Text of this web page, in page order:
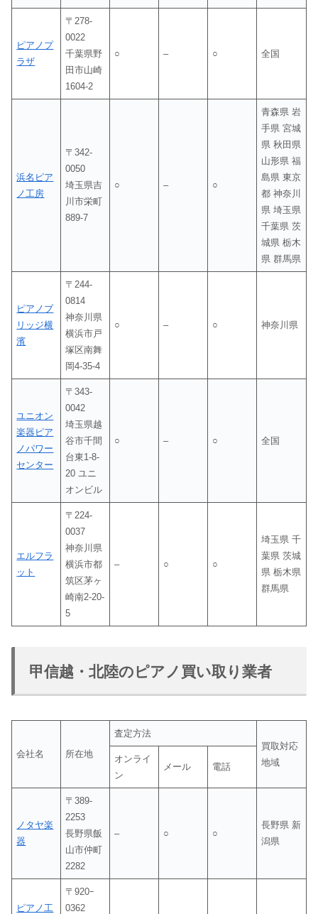
ピアノプ
ラザ
〒278-
0022
千葉県野
田市山崎
1604-2
○ – ○ 全国
浜名ピア
ノ工房
〒342-
0050
埼玉県吉
川市栄町
889-7
○ – ○
青森県 岩
手県 宮城
県 秋田県
山形県 福
島県 東京
都 神奈川
県 埼玉県
千葉県 茨
城県 栃木
県 群馬県
ピアノブ
リッジ横
濱
〒244-
0814
神奈川県
横浜市戸
塚区南舞
岡4-35-4
○ – ○ 神奈川県
ユニオン
楽器ピア
ノパワー
センター
〒343-
0042
埼玉県越
谷市千間
台東1-8-
20 ユニ
オンビル
○ – ○ 全国
エルフラ
ット
〒224-
0037
神奈川県
横浜市都
筑区茅ヶ
崎南2-20-
5
– ○ ○
埼玉県 千
葉県 茨城
県 栃木県
群馬県
甲信越・北陸のピアノ買い取り業者
会社名 所在地
査定方法
買取対応
地域
オンライ
ン
メール 電話
ノタヤ楽
器
〒389-
2253
長野県飯
山市仲町
2282
– ○ ○
長野県 新
潟県
ピアノ工
〒920ｰ
0362